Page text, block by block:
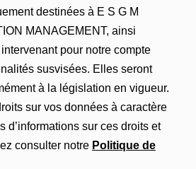
destinées à E S G M
MANAGEMENT, ainsi
pour notre compte
susvisées. Elles seront
à la législation en vigueur.
sur vos données à caractère
d’informations sur ces droits et
consulter notre Politique de